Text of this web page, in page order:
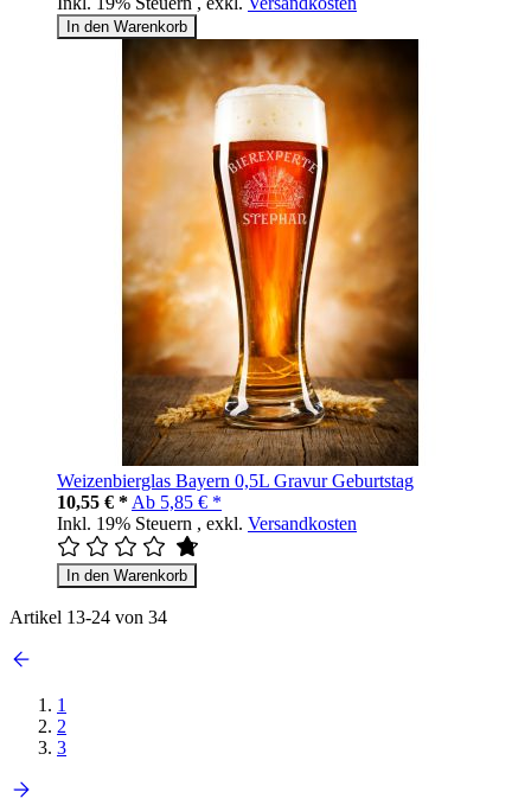
In den Warenkorb
Weizenbierglas Bayern 0,5L Gravur Geburtstag
10,55 € * Ab 5,85 € *
Inkl. 19% Steuern , exkl. Versandkosten
In den Warenkorb
Artikel 13-24 von 34
1
2
3